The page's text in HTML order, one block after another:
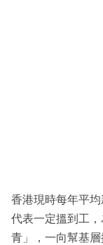
閱
專
區
香港現時每年平
代表一定搵到工
青」，一向幫基